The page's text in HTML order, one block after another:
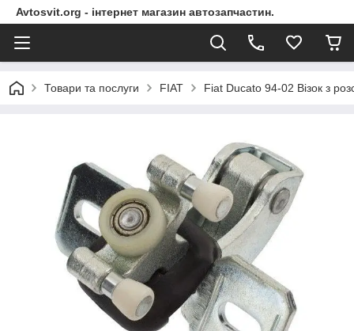
Avtosvit.org - інтернет магазин автозапчастин.
Товари та послуги FIAT Fiat Ducato 94-02 Візок з